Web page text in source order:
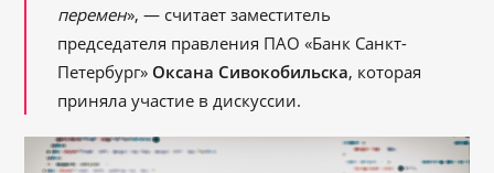
перемен», — считает заместитель
председателя правления ПАО «Банк Санкт-
Петербург» Оксана Сивокобильска, которая
приняла участие в дискуссии.